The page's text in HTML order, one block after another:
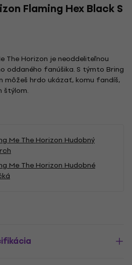
Flaming Hex Black S
The Horizon je neoddeliteľnou
oddaného fanúšika. S týmto Bring
môžeš hrdo ukázať, komu fandíš,
štýlom.
Me The Horizon Hudobný
Me The Horizon Hudobné